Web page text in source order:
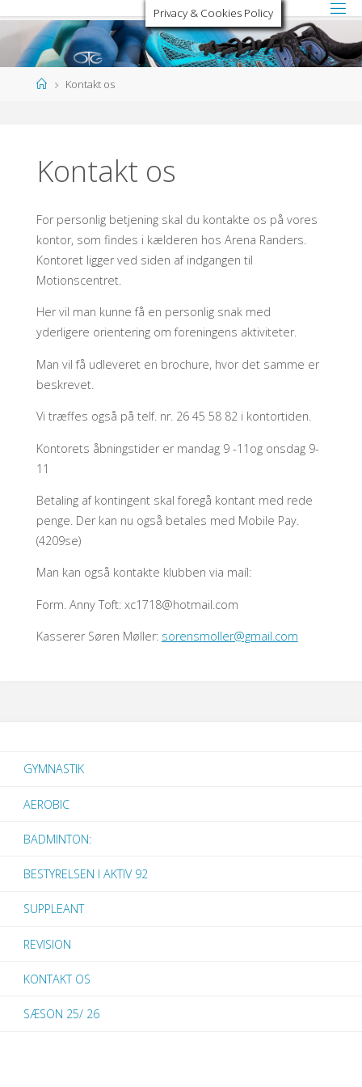
content
HomeKontakt os
Kontakt os
For personlig betjening skal du kontakte os på vores
kontor, som findes i kælderen hos Arena Randers.
Kontoret ligger ved siden af indgangen til
Motionscentret.
Her vil man kunne få en personlig snak med
yderligere orientering om foreningens aktiviteter.
Man vil få udleveret en brochure, hvor det samme er
beskrevet.
Vi træffes også på telf. nr. 26 45 58 82 i kontortiden.
Kontorets åbningstider er mandag 9 -11og onsdag 9-
11
Betaling af kontingent skal foregå kontant med rede
penge. Der kan nu også betales med Mobile Pay.
(4209se)
Man kan også kontakte klubben via maíl:
Form. Anny Toft: xc1718@hotmail.com
Kasserer Søren Møller: sorensmoller@gmail.com
GYMNASTIK
AEROBIC
BADMINTON:
BESTYRELSEN I AKTIV 92
SUPPLEANT
REVISION
KONTAKT OS
SÆSON 25/ 26
Privacy & Cookies Policy